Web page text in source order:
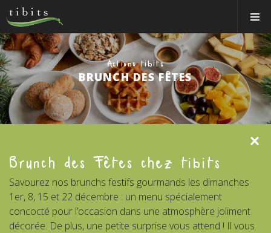
Tibits:
Home
Main
Navigation
MANGER
HORAIRES
RECETTES
NEWS
À PROPOS
VOS ÉVÉNEMENTS
Bons & boutique
Actions tibits
BRUNCH DES FÊTES
Brunch des Fêtes chez tibits
Savourez nos brunchs festifs gourmands les dimanches
1er, 8, 15 et 22 décembre : un menu spécialement
concocté pour l’occasion dans une atmosphère joliment
décorée. De plus, une petite surprise vous attend ! Il vous